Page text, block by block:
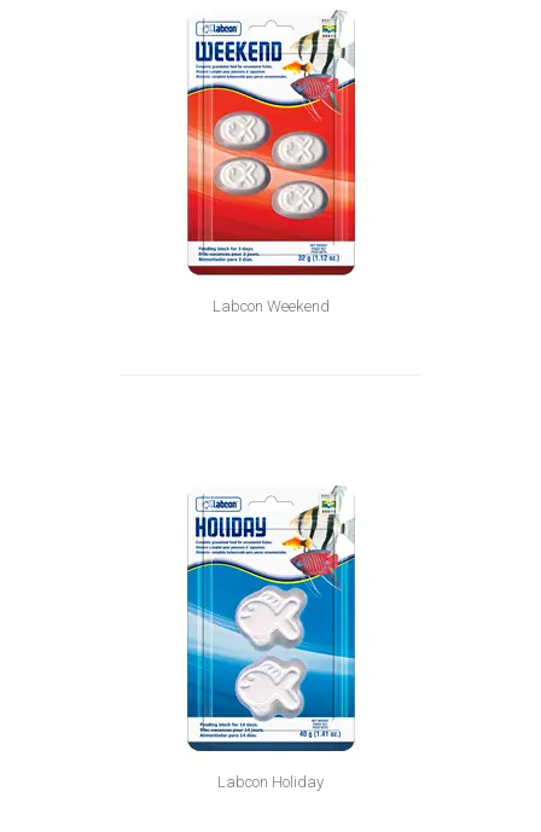
Labcon Weekend
Labcon Holiday